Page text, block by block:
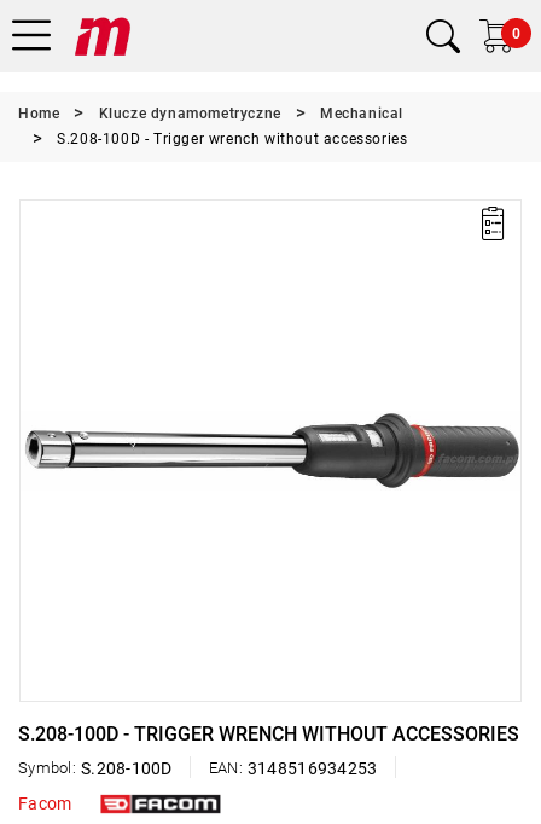
0
Home Klucze dynamometryczne
Mechanical
S.208-100D - Trigger wrench without accessories
S.208-100D - TRIGGER WRENCH WITHOUT ACCESSORIES
Symbol: S.208-100D EAN: 3148516934253
Facom